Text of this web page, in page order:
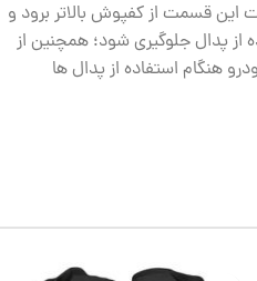
این قسمت از کفپوش بالاتر برود و
از پدال جلوگیری شود؛ همچنین از
هنگام استفاده از پدال ها